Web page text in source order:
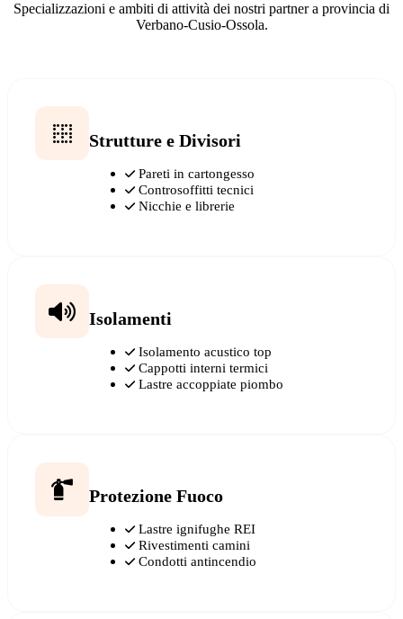
Specializzazioni e ambiti di attività dei nostri partner a provincia di
Verbano-Cusio-Ossola.
Strutture e Divisori
Pareti in cartongesso
Controsoffitti tecnici
Nicchie e librerie
Isolamenti
Isolamento acustico top
Cappotti interni termici
Lastre accoppiate piombo
Protezione Fuoco
Lastre ignifughe REI
Rivestimenti camini
Condotti antincendio